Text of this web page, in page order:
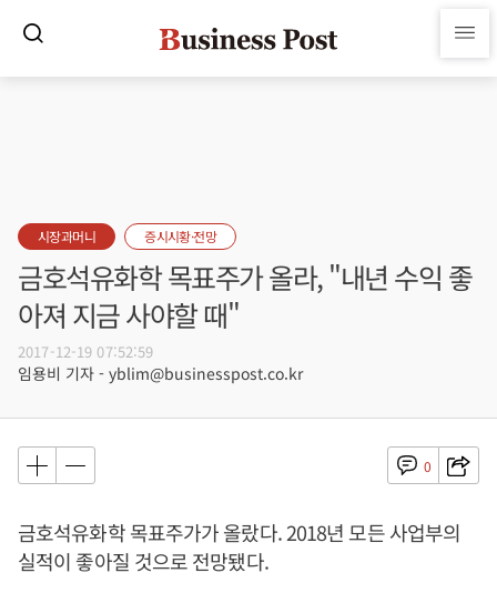
시장과머니 증시시황·전망
금호석유화학 목표주가 올라, "내년 수익 좋
아져 지금 사야할 때"
2017-12-19 07:52:59
임용비 기자 - yblim@businesspost.co.kr
0
금호석유화학 목표주가가 올랐다. 2018년 모든 사업부의
실적이 좋아질 것으로 전망됐다.